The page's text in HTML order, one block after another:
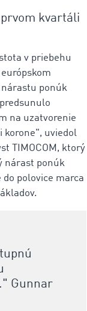
kvartáli
v priebehu
ponúk
na uzatvorenie
korone", uviedol
TIMOCOM, ktorý
nárast ponúk
polovice marca
Gunnar